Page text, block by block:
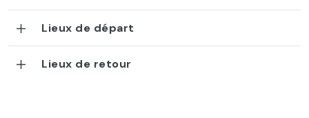
Lieux de départ
Lieux de retour